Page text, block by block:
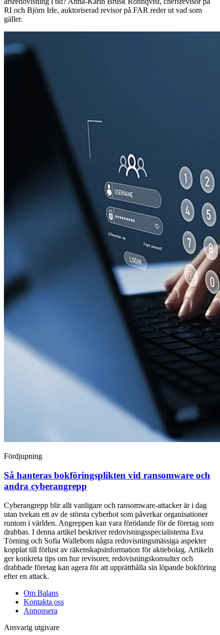
RI och Björn Irle, auktoriserad revisor på FAR reder ut vad som
gäller.
Fördjupning
Så hanteras bokföringsplikten vid ransomware och
andra cyberangrepp
Cyberangrepp blir allt vanligare och ransomware-attacker är i dag
utan tvekan ett av de största cyberhot som påverkar organisationer
runtom i världen. Angreppen kan vara förödande för de företag som
drabbas. I denna artikel beskriver redovisningsspecialisterna Eva
Törning och Sofia Wallebom några redovisningsmässiga aspekter
kopplat till förlust av räkenskapsinformation för aktiebolag. Artikeln
ger konkreta tips om hur revisorer, redovisningskonsulter och
drabbade företag kan agera för att upprätthålla sin löpande bokföring
efter en attack.
Om Balans
Kontakta oss
Annonsera
Ansvarig utgivare